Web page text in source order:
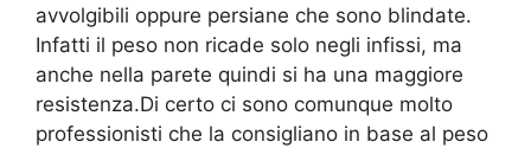
avvolgibili oppure persiane che sono blindate.
Infatti il peso non ricade solo negli infissi, ma
anche nella parete quindi si ha una maggiore
resistenza.Di certo ci sono comunque molto
professionisti che la consigliano in base al peso